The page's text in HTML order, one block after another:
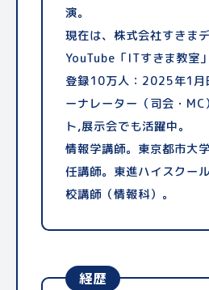
演。
現在は、株式会社すきまデ
YouTube「ITすきま教室
登録10万人：2025年1月
ーナレーター（司会・
ト,展示会でも活躍中。
情報学講師。東京都市大
任講師。東進ハイスクー
校講師（情報科）。
経歴